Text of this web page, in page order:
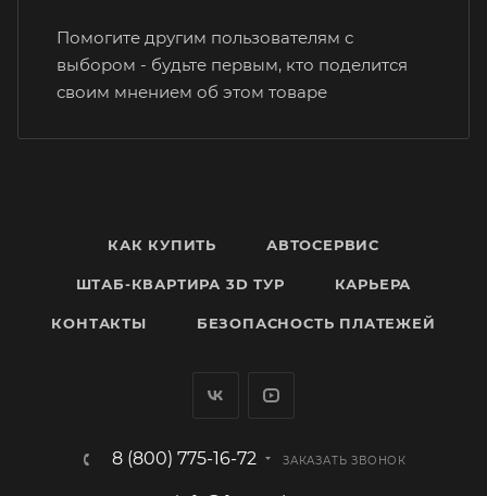
Помогите другим пользователям с
выбором - будьте первым, кто поделится
своим мнением об этом товаре
КАК КУПИТЬ АВТОСЕРВИС
ШТАБ-КВАРТИРА 3D ТУР КАРЬЕРА
КОНТАКТЫ БЕЗОПАСНОСТЬ ПЛАТЕЖЕЙ
8 (800) 775-16-72 ЗАКАЗАТЬ ЗВОНОК